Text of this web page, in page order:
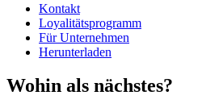
Kontakt
Loyalitätsprogramm
Für Unternehmen
Herunterladen
Wohin als nächstes?